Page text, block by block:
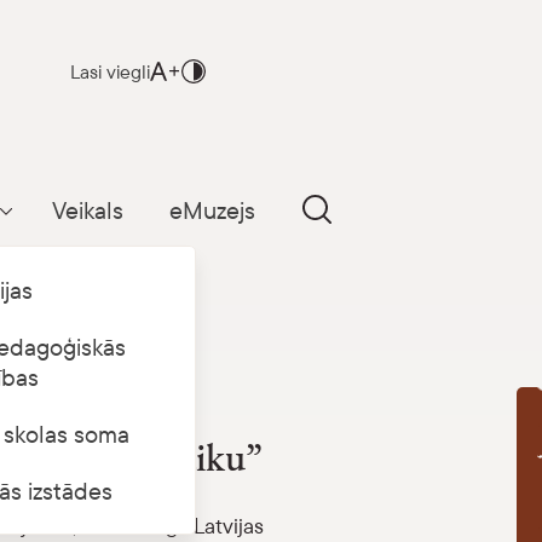
Lasi viegli
Parādīt apakšizvēlni
soma
izstādes
Veikals eMuzejs
laiku”
jauna, mūsdienīga Latvijas